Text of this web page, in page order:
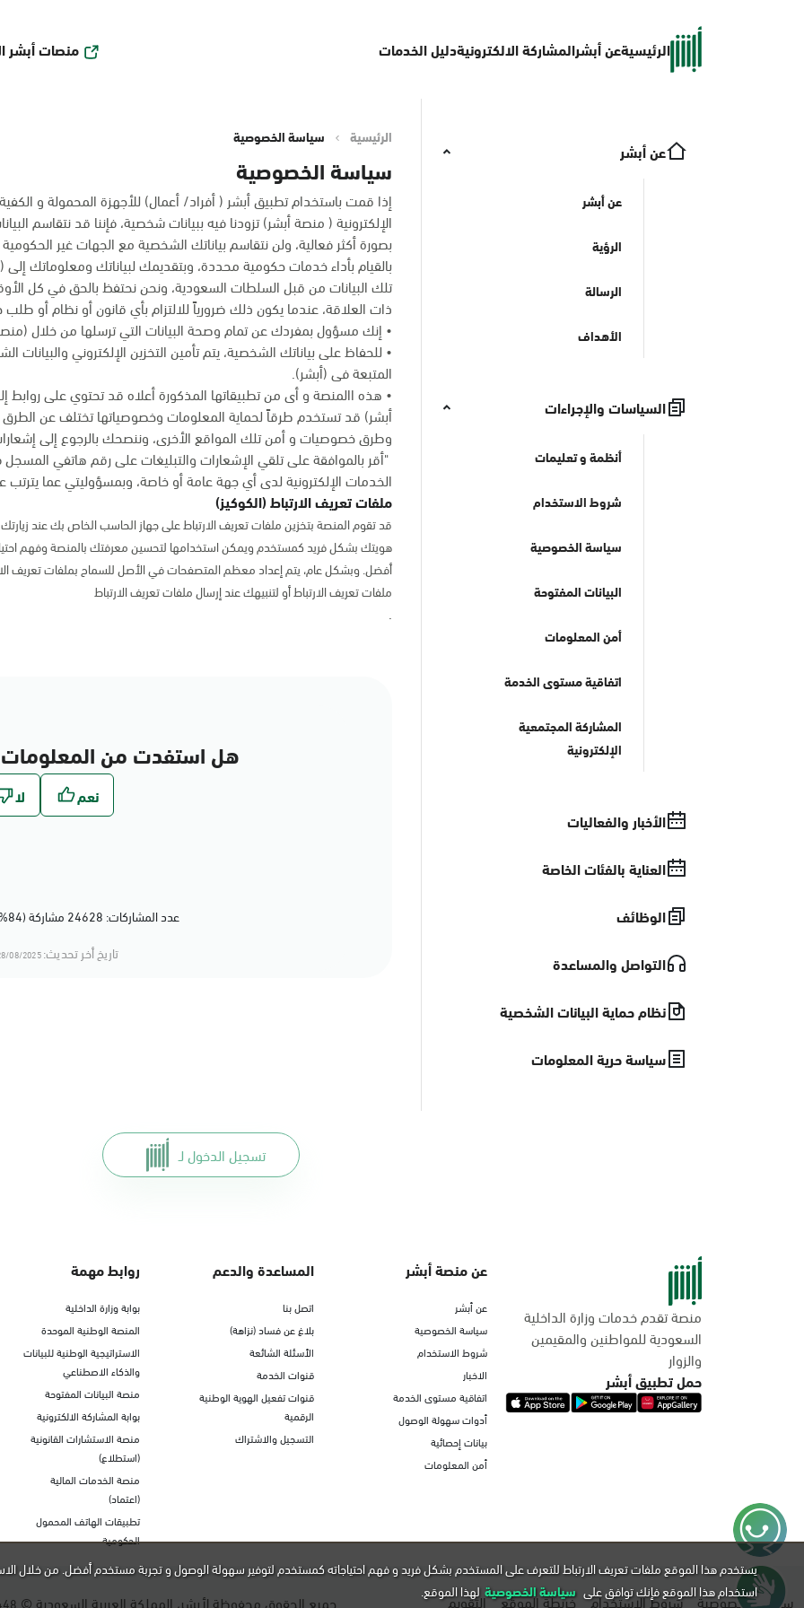
الرئيسيةعن أبشرالمشاركة الالكترونيةدليل الخدمات منصات أبشر
عن أبشر
عن أبشر
الرؤية
الرسالة
الأهداف
السياسات والإجراءات
أنظمة و تعليمات
شروط الاستخدام
سياسة الخصوصية
البيانات المفتوحة
أمن المعلومات
اتفاقية مستوى الخدمة
المشاركة المجتمعية
الإلكترونية
الأخبار والفعاليات
العناية بالفئات الخاصة
الوظائف
التواصل والمساعدة
نظام حماية البيانات الشخصية
سياسة حرية المعلومات
الرئيسية سياسة الخصوصية
سياسة الخصوصية
إذا قمت باستخدام تطبيق أبشر ( أفراد/ أعمال) للأجهزة المحمولة و الكفية
الإلكترونية ( منصة أبشر) تزودنا فيه ببيانات شخصية، فإننا قد نتقاسم
بصورة أكثر فعالية، ولن نتقاسم بياناتك الشخصية مع الجهات غير
بالقيام بأداء خدمات حكومية محددة، وبتقديمك لبياناتك ومعلوماتك
تلك البيانات من قبل السلطات السعودية، ونحن نحتفظ بالحق في كل
ذات العلاقة، عندما يكون ذلك ضرورياً للالتزام بأي قانون أو نظام أو
• إنك مسؤول بمفردك عن تمام وصحة البيانات التي ترسلها من خلال
• للحفاظ على بياناتك الشخصية، يتم تأمين التخزين الإلكتروني والبيانات
المتبعة فى (أبشر).
• هذه االمنصة و أى من تطبيقاتها المذكورة أعلاه قد تحتوي على روابط
أبشر) قد تستخدم طرقاً لحماية المعلومات وخصوصياتها تختلف عن
وطرق خصوصيات و أمن تلك المواقع الأخرى، وننصحك بالرجوع إلى
"أقر بالموافقة على تلقي الإشعارات والتبليغات على رقم هاتفي
الخدمات الإلكترونية لدى أي جهة عامة أو خاصة، وبمسؤوليتي عما
ملفات تعريف الارتباط (الكوكيز)
قد تقوم المنصة بتخزين ملفات تعريف الارتباط على جهاز الحاسب الخاص بك عند
هويتك بشكل فريد كمستخدم ويمكن استخدامها لتحسين معرفتك بالمنصة وفهم
أفضل. وبشكل عام، يتم إعداد معظم المتصفحات في الأصل للسماح بملفات تعريف
ملفات تعريف الارتباط أو لتنبيهك عند إرسال ملفات تعريف الارتباط
.
هل استفدت من
عدد المشاركات: 24628 مشاركة (84%) أعجبهم المحتوى
تاريخ أخر تحديث:08/2025 12:08
تسجيل الدخول لـ
منصة تقدم خدمات وزارة الداخلية
السعودية للمواطنين والمقيمين
والزوار
حمل تطبيق أبشر
عن منصة أبشر
عن أبشر
سياسة الخصوصية
شروط الاستخدام
الاخبار
اتفاقية مستوى الخدمة
أدوات سهولة الوصول
بيانات إحصائية
أمن المعلومات
المساعدة والدعم
اتصل بنا
بلاغ عن فساد (نزاهة)
الأسئلة الشائعة
قنوات الخدمة
قنوات تفعيل الهوية الوطنية
الرقمية
التسجيل والاشتراك
روابط مهمة
بوابة وزارة الداخلية
المنصة الوطنية الموحدة
الاستراتيجية الوطنية للبيانات
والذكاء الاصطناعي
منصة البيانات المفتوحة
بوابة المشاركة الالكترونية
منصة الاستشارات القانونية
(استطلاع)
منصة الخدمات المالية
(اعتماد)
تطبيقات الهاتف المحمول
الحكومية
سياسة الخصوصية شروط الاستخدام خريطة الموقع التقويم جميع الحقوق محفوظة لأبشر، المملكة العربية السعودية ©
يستخدم هذا الموقع ملفات تعريف الارتباط للتعرف على المستخدم بشكل فريد و فهم احتياجاته كمستخدم لتوفير سهولة الوصول و تجربة مستخدم أفضل. من خلال
استخدام هذا الموقع فإنك توافق على سياسة الخصوصية لهذا الموقع.